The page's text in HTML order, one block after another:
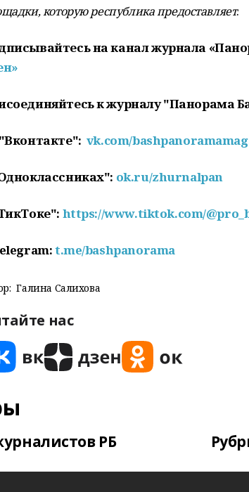
которую республика предоставляет.
на канал журнала
к журналу "Панорама
vk.com/
ok.ru/zhurnalpan
https://www.tiktok.com/
t.me/bashpanorama
Галина Салихова
нас
РБ